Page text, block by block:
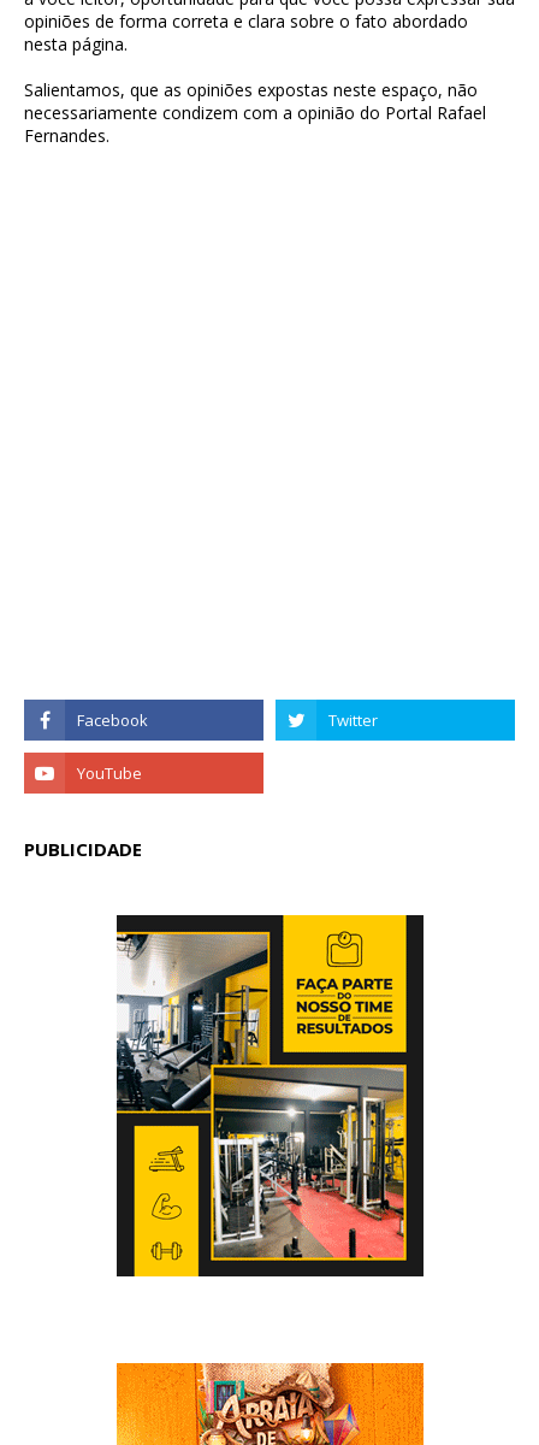
opiniões de forma correta e clara sobre o fato abordado
nesta página.
Salientamos, que as opiniões expostas neste espaço, não
necessariamente condizem com a opinião do Portal Rafael
Fernandes.
PUBLICIDADE